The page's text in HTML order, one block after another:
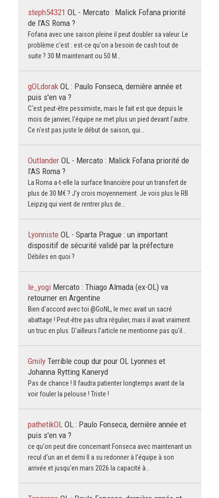
steph54321 OL - Mercato : Malick Fofana priorité
de l’AS Roma ?
Fofana avec une saison pleine il peut doubler sa valeur. Le
problème c'est : est-ce qu'on a besoin de cash tout de
suite ? 30 M maintenant ou 50 M…
gOLdorak OL : Paulo Fonseca, dernière année et
puis s'en va ?
C'est peut-être pessimiste, mais le fait est que depuis le
mois de janvier, l'équipe ne met plus un pied devant l'autre.
Ce n'est pas juste le début de saison, qui…
Outlander OL - Mercato : Malick Fofana priorité de
l’AS Roma ?
La Roma a-t-elle la surface financière pour un transfert de
plus de 30 M€ ? J'y crois moyennement. Je vois plus le RB
Leipzig qui vient de rentrer plus de…
Lyonniste OL - Sparta Prague : un important
dispositif de sécurité validé par la préfecture
Débiles en quoi ?
le_yogi Mercato : Thiago Almada (ex-OL) va
retourner en Argentine
Bien d'accord avec toi @GoNL, le mec avait un sacré
abattage ! Peut-être pas ultra régulier, mais il avait vraiment
un truc en plus. D'ailleurs l'article ne mentionne pas qu'il…
Gmily Terrible coup dur pour OL Lyonnes et
Johanna Rytting Kaneryd
Pas de chance ! Il faudra patienter longtemps avant de la
voir fouler la pelouse ! Triste !
pathetikOL OL : Paulo Fonseca, dernière année et
puis s'en va ?
ce qu'on peut dire concernant Fonseca avec maintenant un
recul d'un an et demi Il a su redonner à l'équipe à son
arrivée et jusqu'en mars 2026 la capacité à…